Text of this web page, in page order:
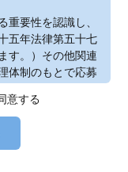
重要性を認識し、
五年法律第五十七
す。）その他関連
体制のもとで応募
限り適用されるも
意する